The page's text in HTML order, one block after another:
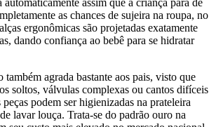
as chances de sujeira na roupa, no
ergonômicas são projetadas exatamente
dando confiança ao bebê para se hidratar
agrada bastante aos pais, visto que
soltos, válvulas complexas ou cantos difíceis
peças podem ser higienizadas na prateleira
lavar louça. Trata-se do padrão ouro na